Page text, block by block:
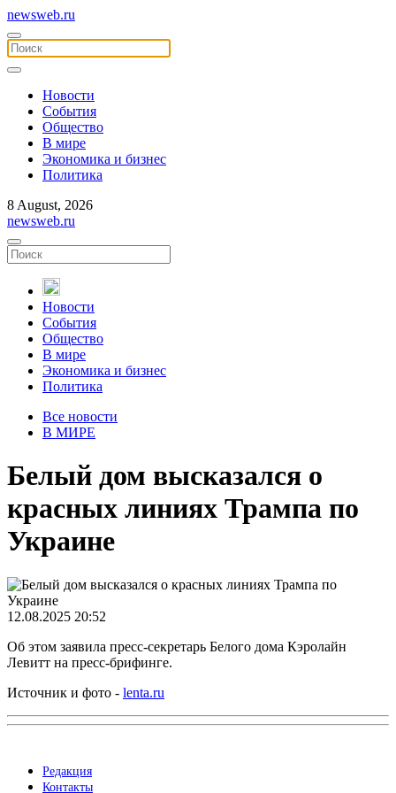
newsweb.ru
Новости
События
Общество
В мире
Экономика и бизнес
Политика
8 August, 2026
newsweb.ru
Новости
События
Общество
В мире
Экономика и бизнес
Политика
Все новости
В МИРЕ
Белый дом высказался о
красных линиях Трампа по
Украине
12.08.2025 20:52
Об этом заявила пресс-секретарь Белого дома Кэролайн
Левитт на пресс-брифинге.
Источник и фото - lenta.ru
Редакция
Контакты